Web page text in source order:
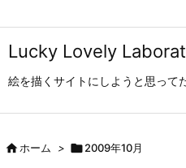
Lucky Lovely
絵を描くサイトにしようと思って
ホーム > 2009年10月